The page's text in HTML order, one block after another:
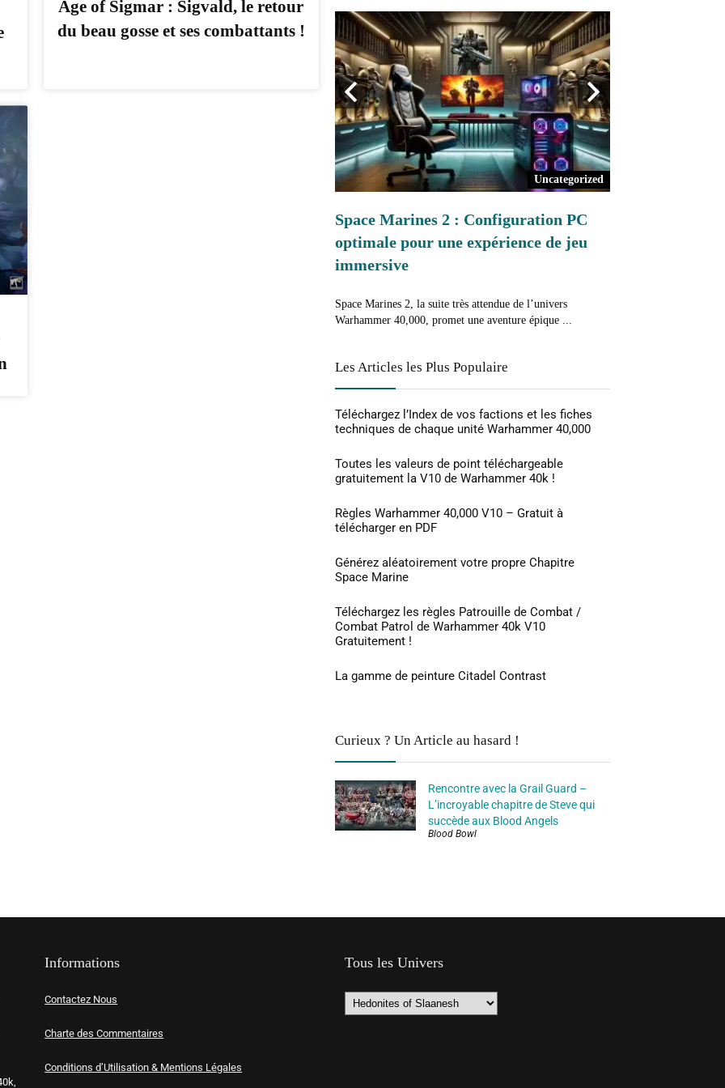
Age of Sigmar : Sigvald, le retour
du beau gosse et ses combattants !
Uncategorized
Space Marines 2 : Configuration PC
optimale pour une expérience de jeu
immersive
Space Marines 2, la suite très attendue de l’univers
Warhammer 40,000, promet une aventure épique ...
Les Articles les Plus Populaire
Téléchargez l’Index de vos factions et les fiches
techniques de chaque unité Warhammer 40,000
Toutes les valeurs de point téléchargeable
gratuitement la V10 de Warhammer 40k !
Règles Warhammer 40,000 V10 – Gratuit à
télécharger en PDF
Générez aléatoirement votre propre Chapitre
Space Marine
Téléchargez les règles Patrouille de Combat /
Combat Patrol de Warhammer 40k V10
Gratuitement !
La gamme de peinture Citadel Contrast
Curieux ? Un Article au hasard !
Rencontre avec la Grail Guard –
L’incroyable chapitre de Steve qui
succède aux Blood Angels
Blood Bowl
Informations
Contactez Nous
Charte des Commentaires
Conditions d’Utilisation & Mentions Légales
Tous les Univers